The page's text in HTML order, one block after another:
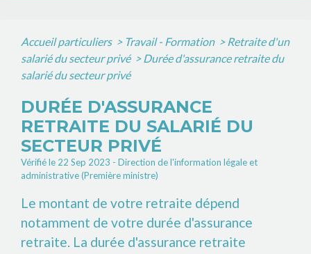
Accueil particuliers > Travail - Formation > Retraite d'un
salarié du secteur privé > Durée d'assurance retraite du
salarié du secteur privé
DURÉE D'ASSURANCE
RETRAITE DU SALARIÉ DU
SECTEUR PRIVÉ
Vérifié le 22 Sep 2023 - Direction de l'information légale et
administrative (Première ministre)
Le montant de votre retraite dépend
notamment de votre durée d'assurance
retraite. La durée d'assurance retraite